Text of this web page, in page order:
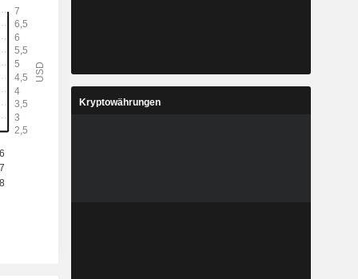
Kryptowährungen